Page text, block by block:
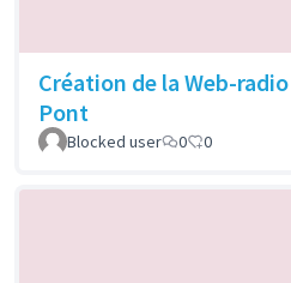
Création de la Web-
Pont
Blocked user 0 0